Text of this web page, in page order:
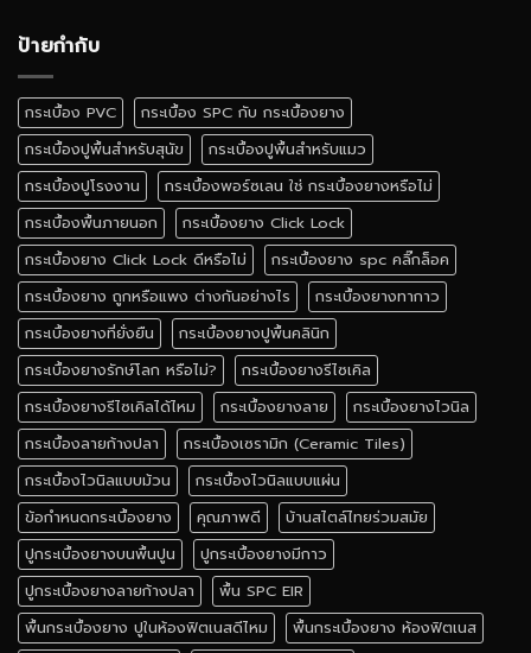
ป้ายกำกับ
กระเบื้อง PVC
กระเบื้อง SPC กับ กระเบื้องยาง
กระเบื้องปูพื้นสำหรับสุนัข
กระเบื้องปูพื้นสำหรับแมว
กระเบื้องปูโรงงาน
กระเบื้องพอร์ซเลน ใช่ กระเบื้องยางหรือไม่
กระเบื้องพื้นภายนอก
กระเบื้องยาง Click Lock
กระเบื้องยาง Click Lock ดีหรือไม่
กระเบื้องยาง spc คลิ๊กล็อค
กระเบื้องยาง ถูกหรือแพง ต่างกันอย่างไร
กระเบื้องยางทากาว
กระเบื้องยางที่ยั่งยืน
กระเบื้องยางปูพื้นคลินิก
กระเบื้องยางรักษ์โลก หรือไม่?
กระเบื้องยางรีไซเคิล
กระเบื้องยางรีไซเคิลได้ไหม
กระเบื้องยางลาย
กระเบื้องยางไวนิล
กระเบื้องลายก้างปลา
กระเบื้องเซรามิก (Ceramic Tiles)
กระเบื้องไวนิลแบบม้วน
กระเบื้องไวนิลแบบแผ่น
ข้อกำหนดกระเบื้องยาง
คุณภาพดี
บ้านสไตล์ไทยร่วมสมัย
ปูกระเบื้องยางบนพื้นปูน
ปูกระเบื้องยางมีกาว
ปูกระเบื้องยางลายก้างปลา
พื้น SPC EIR
พื้นกระเบื้องยาง ปูในห้องฟิตเนสดีไหม
พื้นกระเบื้องยาง ห้องฟิตเนส